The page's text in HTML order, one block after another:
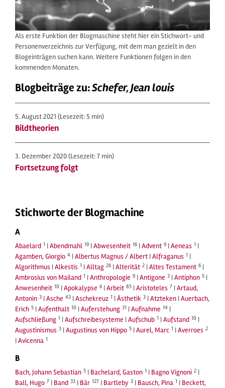
Als erste Funktion der Blogmaschine steht hier ein Stichwort- und
Personenverzeichnis zur Verfügung, mit dem man gezielt in den
Blogeinträgen suchen kann. Weitere Funktionen folgen in den
kommenden Monaten.
Blogbeiträge zu:Schefer, Jean louis
5. August 2021 (Lesezeit: 5 min)
Bildtheorien
3. Dezember 2020(Lesezeit: 7 min)
Fortsetzung folgt
Stichworte der Blogmachine
A
Abaelard 1 |Abendmahl 19 |Abwesenheit 16 |Advent 9 |Aeneas 1 |
Agamben, Giorgio 4 |Albertus Magnus / Albert |Alfraganus 1 |
Algorithmus |Alkestis 1 |Alltag 26 |Alterität 2 |Altes Testament 6 |
Ambrosius von Mailand 1 |Anthropologie 9 |Antigone 3 |Antiphon 5 |
Anwesenheit 10 |Apokalypse 6 |Arbeit 85 |Aristoteles 7 |Artaud,
Antonin 3 |Asche 43 |Aschekreuz 1 |Ästhetik 3 |Atzteken |Auerbach,
Erich 5 |Aufenthalt 10 |Auferstehung 31 |Aufnahme 14 |
Aufschließung 1 |Aufschreibesysteme |Aufschub 1 |Aufstand 10 |
Augustinismus 3 |Augustinus von Hippo 5 |Aurel, Marc 1 |Averroes 2
|Avicenna 1
B
Bach, Johann Sebastian 5 | Bachelard, Gaston 1 | Bagno Vignoni 2 |
Ball, Hugo 7 | Band 33 | Bär 127 | Bartleby 3 | Bausch, Pina 1 | Beckett,